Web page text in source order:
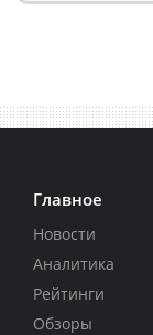
Главное
Новости
Аналитика
Рейтинги
Обзоры